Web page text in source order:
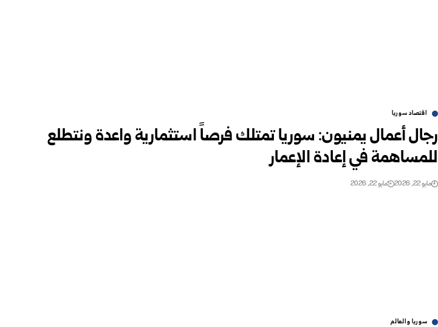
اقتصاد سوريا
رجال أعمال يمنيون: سوريا تمتلك فرصاً استثمارية واعدة ونتطلع
للمساهمة في إعادة الإعمار
مايو 22, 2026 مايو 22, 2026
سوريا والعالم